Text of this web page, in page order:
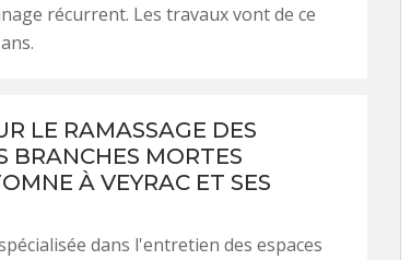
récurrent. Les travaux vont de ce
LE RAMASSAGE DES
BRANCHES MORTES
À VEYRAC ET SES
dans l'entretien des espaces